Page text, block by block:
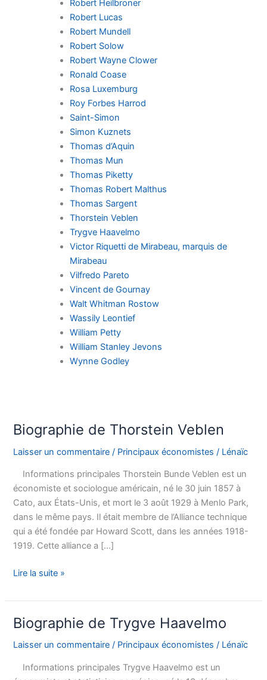
Robert Heilbroner
Robert Lucas
Robert Mundell
Robert Solow
Robert Wayne Clower
Ronald Coase
Rosa Luxemburg
Roy Forbes Harrod
Saint-Simon
Simon Kuznets
Thomas d’Aquin
Thomas Mun
Thomas Piketty
Thomas Robert Malthus
Thomas Sargent
Thorstein Veblen
Trygve Haavelmo
Victor Riquetti de Mirabeau, marquis de
Mirabeau
Vilfredo Pareto
Vincent de Gournay
Walt Whitman Rostow
Wassily Leontief
William Petty
William Stanley Jevons
Wynne Godley
Biographie de Thorstein Veblen
Laisser un commentaire / Principaux économistes / Lénaïc
Informations principales Thorstein Bunde Veblen est un
économiste et sociologue américain, né le 30 juin 1857 à
Cato, aux États-Unis, et mort le 3 août 1929 à Menlo Park,
dans le même pays. Il était membre de l’Alliance technique
qui a été fondée par Howard Scott, dans les années 1918-
1919. Cette alliance a […]
Biographie
Thorstein
Veblen
Lire la suite »
Biographie de Trygve Haavelmo
Laisser un commentaire / Principaux économistes / Lénaïc
Informations principales Trygve Haavelmo est un